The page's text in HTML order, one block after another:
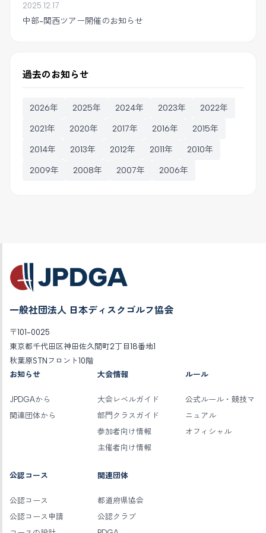
2025.12.17
中部-関西ツアー開催のお知らせ
過去のお知らせ
2026年 2025年 2024年 2023年 2022年
2021年 2020年 2017年 2016年 2015年
2014年 2013年 2012年 2011年 2010年
2009年 2008年 2007年 2006年
一般社団法人 日本ディスクゴルフ協会
〒101-0025
東京都千代田区神田佐久間町2丁目18番地1
秋葉原STNフロント10階
お知らせ
JPDGAから
関連団体から
大会情報
大会レベルガイド
部門クラスガイド
参加者向け情報
主催者向け情報
ルール
公式ルール・競技マ
ニュアル
オフィシャル
公認コース
公認コース
公認コース申請
関連団体
都道府県協会
公認クラブ